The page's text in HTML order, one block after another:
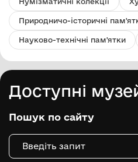
Природничо-історичні
Науково-технічні пам'ятки
Доступні
Пошук по сайту